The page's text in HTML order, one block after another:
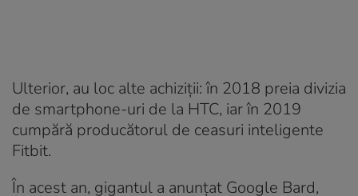
Ulterior, au loc alte achiziții: în 2018 preia divizia
de smartphone-uri de la HTC, iar în 2019
cumpără producătorul de ceasuri inteligente
Fitbit.
În acest an, gigantul a anunțat Google Bard,